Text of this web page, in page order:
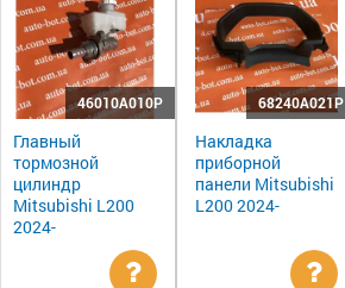
46010A010P
Главный
тормозной
цилиндр
Mitsubishi L200
2024-
68240A021P
Накладка
приборной
панели Mitsubishi
L200 2024-